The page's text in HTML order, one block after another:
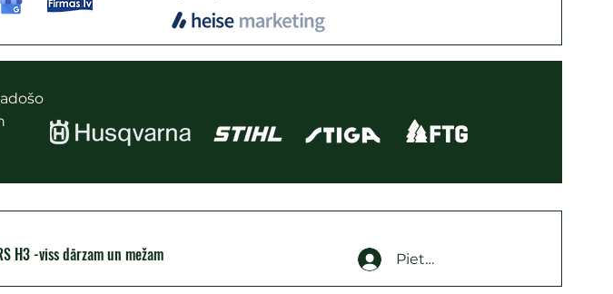
H3 -viss dārzam un mežam Pieteikties